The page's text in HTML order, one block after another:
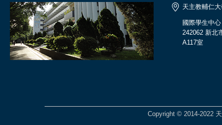
天主教輔仁
國際學生中心
242062 新北
A117室
Copyright © 2014-2022